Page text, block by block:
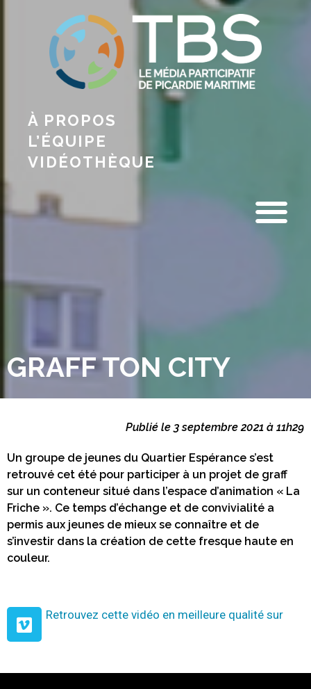
À PROPOS
L’ÉQUIPE
VIDÉOTHÈQUE
GRAFF TON CITY
Publié le 3 septembre 2021 à 11h29
Un groupe de jeunes du Quartier Espérance s’est
retrouvé cet été pour participer à un projet de graff
sur un conteneur situé dans l’espace d’animation « La
Friche ». Ce temps d’échange et de convivialité a
permis aux jeunes de mieux se connaître et de
s’investir dans la création de cette fresque haute en
couleur.
Retrouvez cette vidéo en meilleure qualité sur
Vimeo